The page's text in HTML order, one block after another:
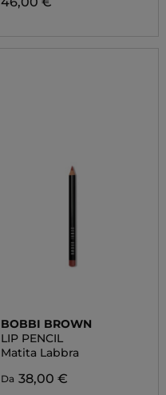
BOBBI BROWN
LIP PENCIL
Matita Labbra
Da 38,00 €